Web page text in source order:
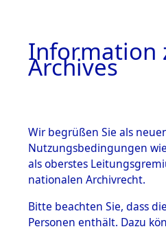
BESTÄNDE
1.
Inhaftierungsdoku
mente
Information
Archives
Wir begrüßen Sie als
Nutzungsbedingungen
als oberstes
nationalen Archivrecht.
Bitte beachten Sie, dass
Personen enthält. Dazu